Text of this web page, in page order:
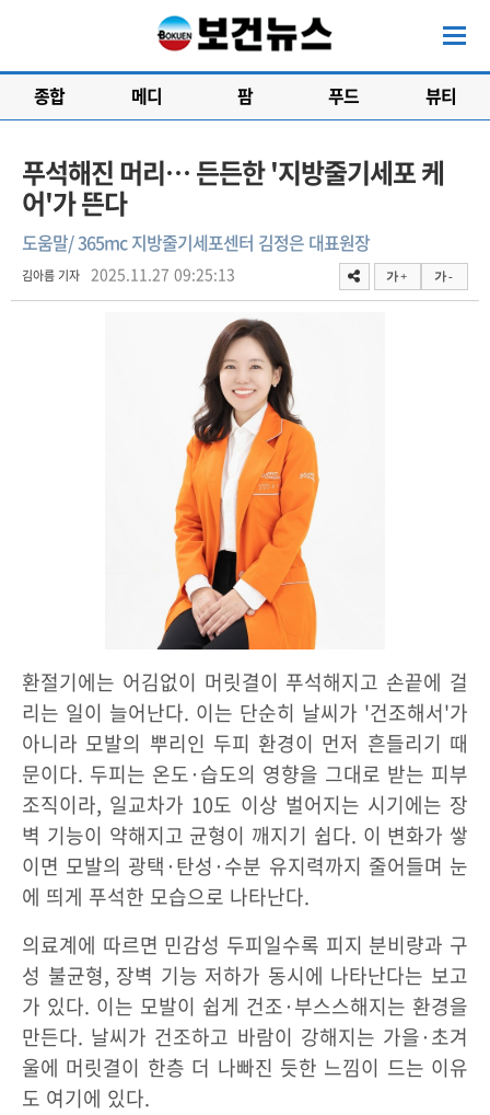
종합 메디 팜 푸드 뷰티
푸석해진 머리… 든든한 '지방줄기세포 케
어'가 뜬다
도움말/ 365mc 지방줄기세포센터 김정은 대표원장
김아름 기자 2025.11.27 09:25:13 가 + 가 -
환절기에는 어김없이 머릿결이 푸석해지고 손끝에 걸
리는 일이 늘어난다. 이는 단순히 날씨가 '건조해서'가
아니라 모발의 뿌리인 두피 환경이 먼저 흔들리기 때
문이다. 두피는 온도·습도의 영향을 그대로 받는 피부
조직이라, 일교차가 10도 이상 벌어지는 시기에는 장
벽 기능이 약해지고 균형이 깨지기 쉽다. 이 변화가 쌓
이면 모발의 광택·탄성·수분 유지력까지 줄어들며 눈
에 띄게 푸석한 모습으로 나타난다.
의료계에 따르면 민감성 두피일수록 피지 분비량과 구
성 불균형, 장벽 기능 저하가 동시에 나타난다는 보고
가 있다. 이는 모발이 쉽게 건조·부스스해지는 환경을
만든다. 날씨가 건조하고 바람이 강해지는 가을·초겨
울에 머릿결이 한층 더 나빠진 듯한 느낌이 드는 이유
도 여기에 있다.